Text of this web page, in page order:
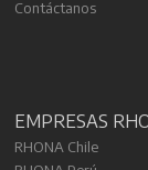
Contáctanos
EMPRESAS
RHONA Chile